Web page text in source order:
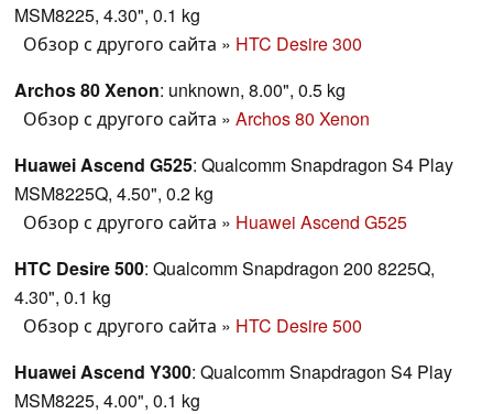
MSM8225, 4.30", 0.1 kg
Обзор с другого сайта » HTC Desire 300
Archos 80 Xenon: unknown, 8.00", 0.5 kg
Обзор с другого сайта » Archos 80 Xenon
Huawei Ascend G525: Qualcomm Snapdragon S4 Play
MSM8225Q, 4.50", 0.2 kg
Обзор с другого сайта » Huawei Ascend G525
HTC Desire 500: Qualcomm Snapdragon 200 8225Q,
4.30", 0.1 kg
Обзор с другого сайта » HTC Desire 500
Huawei Ascend Y300: Qualcomm Snapdragon S4 Play
MSM8225, 4.00", 0.1 kg